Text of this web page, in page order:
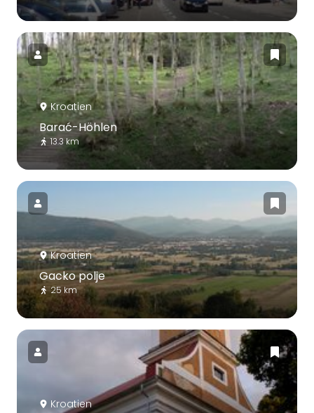
Kroatien
Barać-Höhlen
13.3 km
Kroatien
Gacko polje
25 km
Kroatien